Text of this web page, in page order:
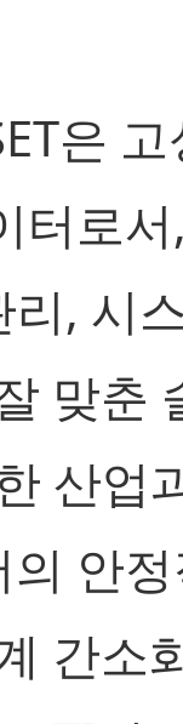
은
터로
, 시
맞춘
산업
안
간소